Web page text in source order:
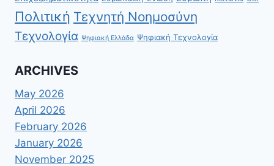
Πολιτική Τεχνητή Νοημοσύνη
Τεχνολογία Ψηφιακή Ελλάδα Ψηφιακή Τεχνολογία
ARCHIVES
May 2026
April 2026
February 2026
January 2026
November 2025